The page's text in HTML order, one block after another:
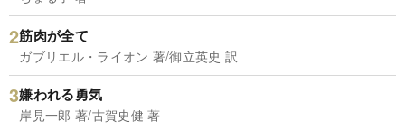
筋肉が全て
ガブリエル・ライオン 著/御立英史 訳
嫌われる勇気
岸見一郎 著/古賀史健 著